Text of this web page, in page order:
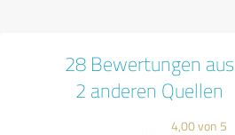
28 Bewertungen aus
2 anderen Quellen
4,00 von 5